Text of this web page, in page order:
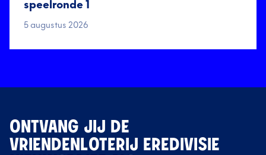
speelronde 1
5 augustus 2026
ONTVANG JIJ DE
VRIENDENLOTERIJ EREDIVISIE